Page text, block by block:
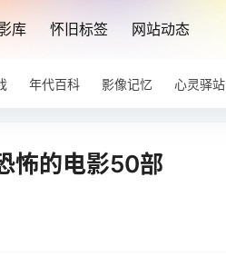
库 怀旧标签 网站动态
年代百科 影像记忆 心灵驿站
怖的电影50部